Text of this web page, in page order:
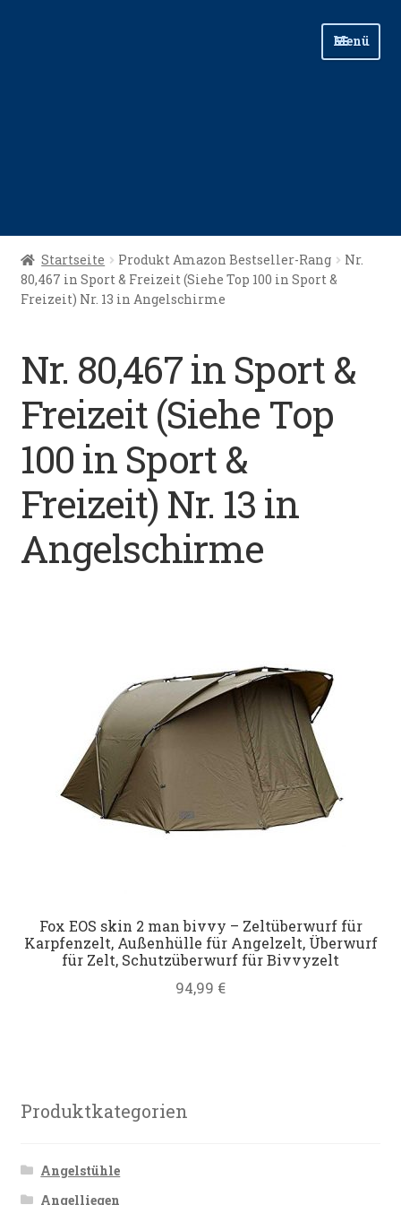
Menü
Start
Angellinks
Angelvideos
Datenschutz
Impressum
Kontakt
Shop
Startseite Produkt Amazon Bestseller-Rang
Nr.
80,467 in Sport & Freizeit (Siehe Top 100 in Sport &
Freizeit) Nr. 13 in Angelschirme
Nr. 80,467 in Sport &
Freizeit (Siehe Top
100 in Sport &
Freizeit) Nr. 13 in
Angelschirme
Fox EOS skin 2 man bivvy – Zeltüberwurf für
Karpfenzelt, Außenhülle für Angelzelt, Überwurf
für Zelt, Schutzüberwurf für Bivvyzelt
94,99 €
Produktkategorien
Angelstühle
Angelliegen